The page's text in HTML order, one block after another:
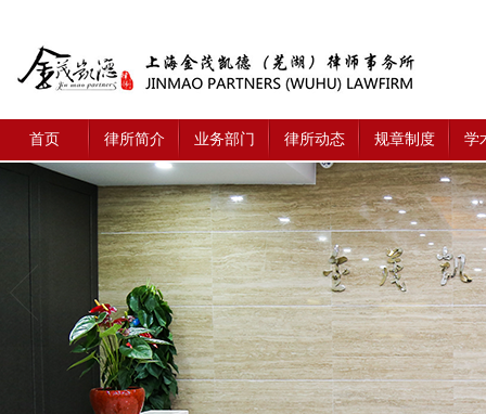
首页 律所简介 业务部门 律所动态 规章制度 学